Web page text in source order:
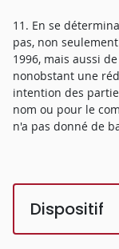
11. En se
pas, non
1996, mais aussi
nonobstant une
intention des
nom ou pour le
n'a pas donné de
Dispositif